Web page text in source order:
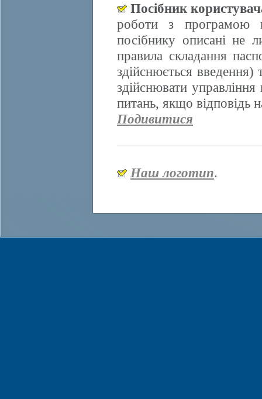
Посібник
роботи з програмою
посібнику описані не
правила складання
здійснюється
здійснювати
питань, якщо відповідь
Подивитися
Наш логотип.